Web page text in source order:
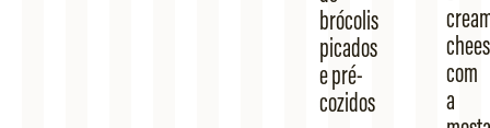
brócolis
picados
e pré-
cozidos
com
a